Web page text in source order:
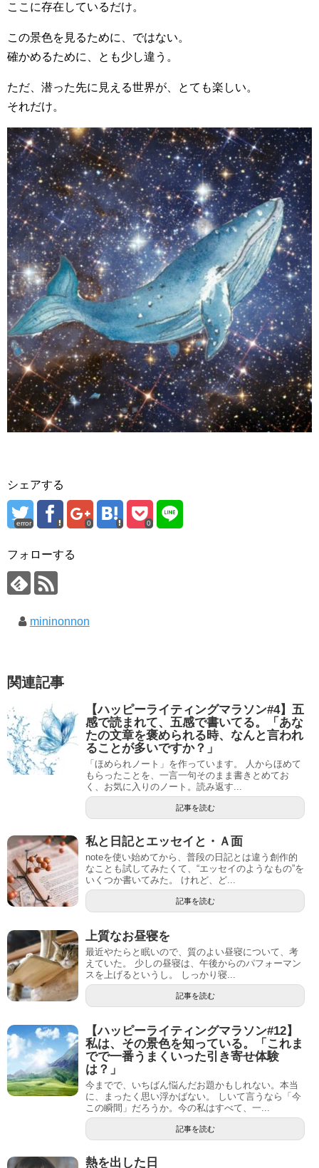
ここに存在しているだけ。
この景色を見るために、ではない。
確かめるために、とも少し違う。
ただ、潜った先に見える世界が、とても楽しい。
それだけ。
シェアする
error 0 0
フォローする
mininonnon
関連記事
【ハッピーライティングマラソン#4】五
感で読まれて、五感で書いてる。「あな
たの文章を褒められる時、なんと言われ
ることが多いですか？」
「ほめられノート」を作っています。 人からほめて
もらったことを、一言一句そのまま書きとめてお
く、お気に入りのノート。読み返す...
記事を読む
私と日記とエッセイと・Ａ面
noteを使い始めてから、普段の日記とは違う創作的
なことも試してみたくて、“エッセイのようなもの”を
いくつか書いてみた。 けれど、ど...
記事を読む
上質なお昼寝を
最近やたらと眠いので、質のよい昼寝について、考
えていた。 少しの昼寝は、午後からのパフォーマン
スを上げるというし。 しっかり寝...
記事を読む
【ハッピーライティングマラソン#12】
私は、その景色を知っている。「これま
でで一番うまくいった引き寄せ体験
は？」
今までで、いちばん悩んだお題かもしれない。本当
に、まったく思い浮かばない。 しいて言うなら「今
この瞬間」だろうか。今の私はすべて、一...
記事を読む
熱を出した日